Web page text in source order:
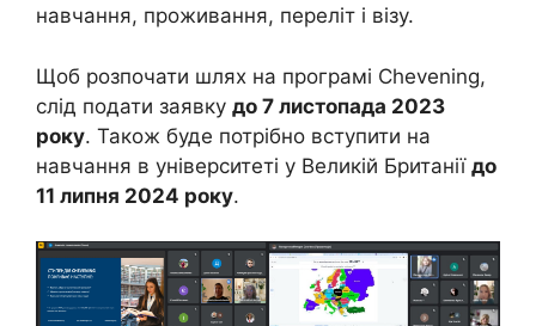
навчання, проживання, переліт і візу.
Щоб розпочати шлях на програмі Chevening,
слід подати заявку до 7 листопада 2023
року. Також буде потрібно вступити на
навчання в університеті у Великій Британії до
11 липня 2024 року.